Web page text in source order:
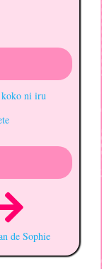
ni iru
de Sophie